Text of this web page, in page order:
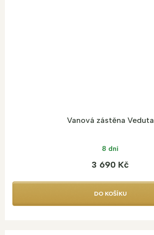
Vanová zástěna Veduta
8 dní
3 690 Kč
DO KOŠÍKU